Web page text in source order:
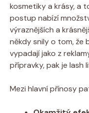
⁢kosmetiky‍ a krásy, a
postup nabízí
⁤výraznějších a
někdy snily ⁣o tom, ‍že‌
vypadají jako z‌
přípravky, ⁣pak je
Mezi hlavní přínosy